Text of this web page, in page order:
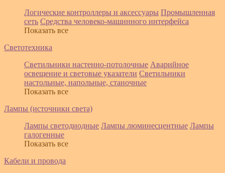
Логические контроллеры и аксессуары Промышленная
сеть Средства человеко-машинного интерфейса
Показать все
Светотехника
Светильники настенно-потолочные Аварийное
освещение и световые указатели Светильники
настольные, напольные, станочные
Показать все
Лампы (источники света)
Лампы светодиодные Лампы люминесцентные Лампы
галогенные
Показать все
Кабели и провода